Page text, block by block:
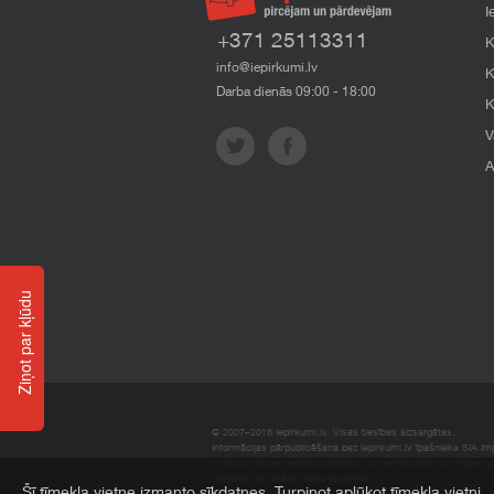
+371 25113311
info@iepirkumi.lv
Darba dienās 09:00 - 18:00
© 2007–2018 Iepirkumi.lv. Visas tiesības aizsargātas.
Informācijas pārpublicēšana bez iepirkumi.lv īpašnieka SIA
Ziņot par kļūdu